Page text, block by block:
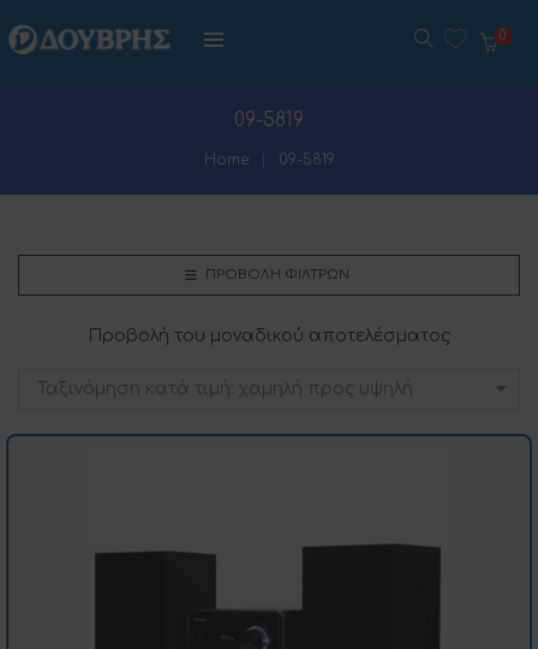
09-5819
Home 09-5819
ΠΡΟΒΟΛΉ ΦΊΛΤΡΩΝ
Προβολή του μοναδικού αποτελέσματος
Ταξινόμηση κατά τιμή: χαμηλή προς υψηλή